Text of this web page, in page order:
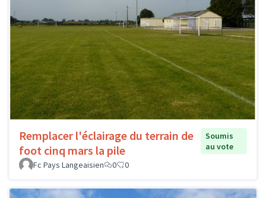
Remplacer l'éclairage du terrain de
foot cinq mars la pile
Soumis
au vote
Fc Pays Langeaisien
0 0